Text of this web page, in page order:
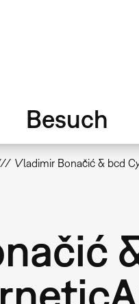
Besuch
Vladimir Bonačić & bcd